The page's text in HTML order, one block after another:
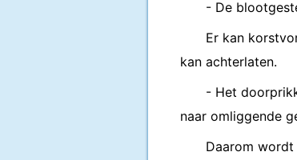
- De
Er kan
kan achterlaten.
- Het
naar omliggende
Daarom